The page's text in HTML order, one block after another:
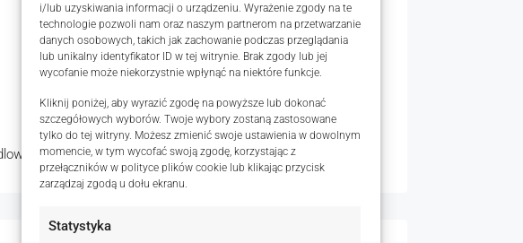
i/lub uzyskiwania informacji o urządzeniu. Wyrażenie zgody na te
technologie pozwoli nam oraz naszym partnerom na przetwarzanie
danych osobowych, takich jak zachowanie podczas przeglądania
lub unikalny identyfikator ID w tej witrynie. Brak zgody lub jej
wycofanie może niekorzystnie wpłynąć na niektóre funkcje.
Kliknij poniżej, aby wyrazić zgodę na powyższe lub dokonać
szczegółowych wyborów. Twoje wybory zostaną zastosowane
tylko do tej witryny. Możesz zmienić swoje ustawienia w dowolnym
momencie, w tym wycofać swoją zgodę, korzystając z
przełączników w polityce plików cookie lub klikając przycisk
zarządzaj zgodą u dołu ekranu.
Statystyka
w rozumieniu Kodeksu Cywilnego.